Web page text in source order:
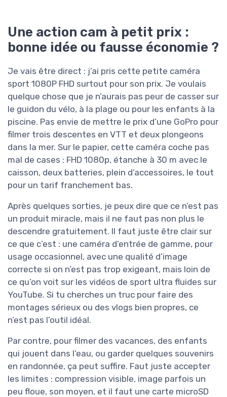
Une action cam à petit prix :
bonne idée ou fausse économie ?
Je vais être direct : j’ai pris cette petite caméra
sport 1080P FHD surtout pour son prix. Je voulais
quelque chose que je n’aurais pas peur de casser sur
le guidon du vélo, à la plage ou pour les enfants à la
piscine. Pas envie de mettre le prix d’une GoPro pour
filmer trois descentes en VTT et deux plongeons
dans la mer. Sur le papier, cette caméra coche pas
mal de cases : FHD 1080p, étanche à 30 m avec le
caisson, deux batteries, plein d’accessoires, le tout
pour un tarif franchement bas.
Après quelques sorties, je peux dire que ce n’est pas
un produit miracle, mais il ne faut pas non plus le
descendre gratuitement. Il faut juste être clair sur
ce que c’est : une caméra d’entrée de gamme, pour
usage occasionnel, avec une qualité d’image
correcte si on n’est pas trop exigeant, mais loin de
ce qu’on voit sur les vidéos de sport ultra fluides sur
YouTube. Si tu cherches un truc pour faire des
montages sérieux ou des vlogs bien propres, ce
n’est pas l’outil idéal.
Par contre, pour filmer des vacances, des enfants
qui jouent dans l’eau, ou garder quelques souvenirs
en randonnée, ça peut suffire. Faut juste accepter
les limites : compression visible, image parfois un
peu floue, son moyen, et il faut une carte microSD